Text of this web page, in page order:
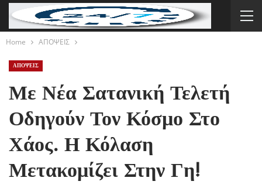
Home ΑΠΟΨΕΙΣ
ΑΠΟΨΕΙΣ
Με Νέα Σατανική Τελετή
Οδηγούν Τον Κόσμο Στο
Χάος. Η Κόλαση
Μετακομίζει Στην Γη!